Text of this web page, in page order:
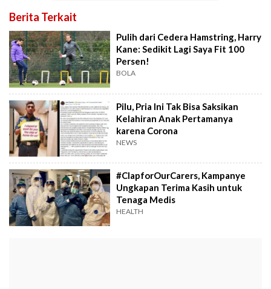
Berita Terkait
Pulih dari Cedera Hamstring, Harry
Kane: Sedikit Lagi Saya Fit 100
Persen!
BOLA
Pilu, Pria Ini Tak Bisa Saksikan
Kelahiran Anak Pertamanya
karena Corona
NEWS
#ClapforOurCarers, Kampanye
Ungkapan Terima Kasih untuk
Tenaga Medis
HEALTH